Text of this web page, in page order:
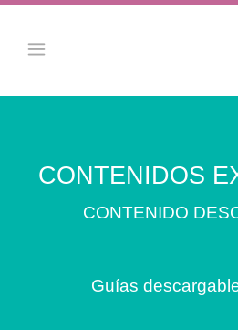
CONTENIDOS
CONTENIDO
Guías